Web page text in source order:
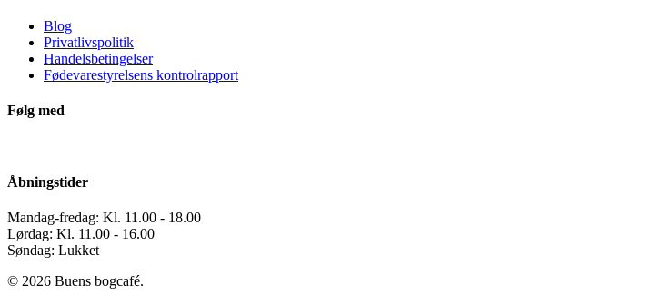
Blog
Privatlivspolitik
Handelsbetingelser
Fødevarestyrelsens kontrolrapport
Følg med
Åbningstider
Mandag-fredag: Kl. 11.00 - 18.00
Lørdag: Kl. 11.00 - 16.00
Søndag: Lukket
© 2026 Buens bogcafé.